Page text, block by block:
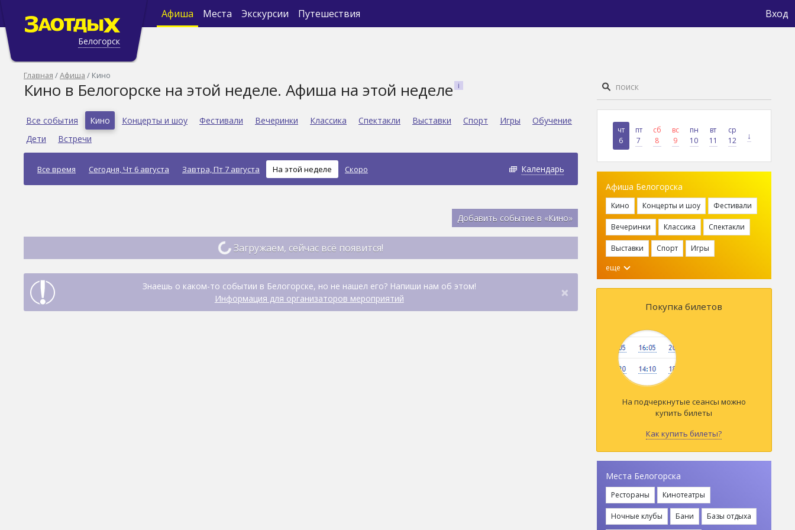
Белогорск
Афиша Места Экскурсии Путешествия Вход
Главная Афиша Кино
Кино в Белогорске на этой неделе. Афиша на этой неделе
Все события Кино Концерты и шоу Фестивали Вечеринки Классика Спектакли Выставки Спорт Игры
Обучение
Дети
Встречи
Все время Сегодня, Чт 6 августа Завтра, Пт 7 августа На этой неделе Скоро Календарь
Добавить событие в «Кино»
Загружаем, сейчас всё появится!
Знаешь о каком-то событии в Белогорске, но не нашел его? Напиши нам об этом!
Информация для организаторов мероприятий
×
чт
6
пт
7
сб
8
вс
9
пн
10
вт
11
ср
12
↓
Афиша Белогорска
Кино Концерты и шоу Фестивали
Вечеринки Классика Спектакли
Выставки Спорт
Игры
еще
Покупка билетов
На подчеркнутые сеансы можно
купить билеты
Как купить билеты?
Места Белогорска
Рестораны Кинотеатры
Ночные клубы Бани Базы отдыха